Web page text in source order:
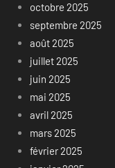
octobre 2025
septembre 2025
août 2025
juillet 2025
juin 2025
mai 2025
avril 2025
mars 2025
février 2025